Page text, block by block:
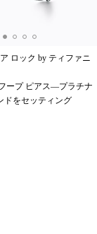
ロック by ティファニ
ープ ピアス—プラチナ
ドをセッティング